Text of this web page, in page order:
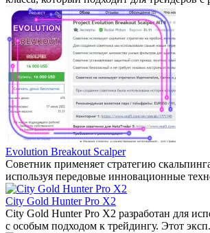
Evolution Breakout Scalper
Советник применяет стратегию
используя передовые инновационные
City Gold Hunter Pro X2
City Gold Hunter Pro X2 разработан для
с особым подходом к трейдингу. Этот